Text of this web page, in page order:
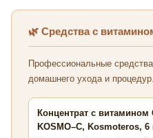
🌿 Средства с
Профессиональные
домашнего ухода и процедур.
Концентрат с витамином
KOSMO–C, Kosmoteros,